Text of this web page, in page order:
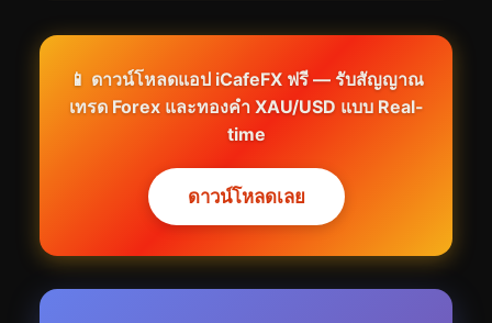
📱 ดาวน์โหลดแอป iCafeFXฟรี — รับสัญญาณ
เทรด Forex และทองคำ XAU/USD แบบ Real-
time
ดาวน์โหลดเลย